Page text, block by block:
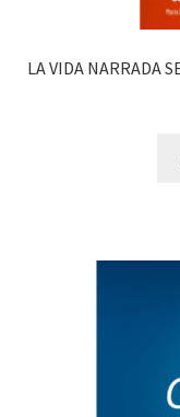
LA VIDA NARRADA